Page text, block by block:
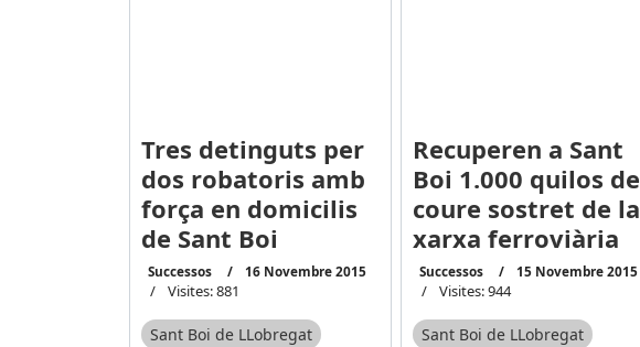
Tres detinguts per
dos robatoris amb
força en domicilis
de Sant Boi
Successos 16 Novembre 2015
Visites: 881
Sant Boi de LLobregat
Recuperen a Sant
Boi 1.000 quilos de
coure sostret de la
xarxa ferroviària
Successos 15 Novembre 2015
Visites: 944
Sant Boi de LLobregat